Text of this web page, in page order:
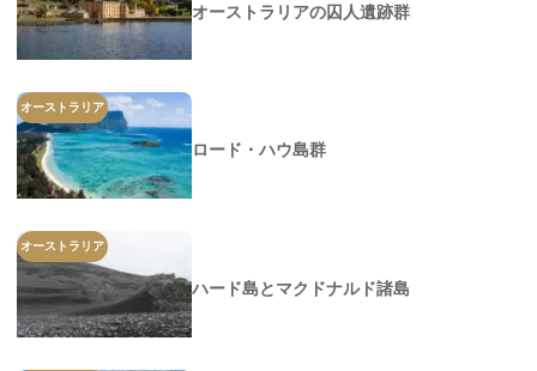
オーストラリアの囚人遺跡群
オーストラリア
ロード・ハウ島群
オーストラリア
ハード島とマクドナルド諸島